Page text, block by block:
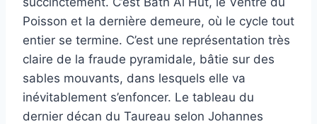
Poisson et la dernière demeure, où le cycle tout
entier se termine. C’est une représentation très
claire de la fraude pyramidale, bâtie sur des
sables mouvants, dans lesquels elle va
inévitablement s’enfoncer. Le tableau du
dernier décan du Taureau selon Johannes